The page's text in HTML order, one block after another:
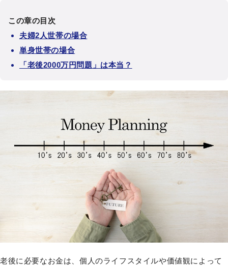
この章の目次
夫婦2人世帯の場合
単身世帯の場合
「老後2000万円問題」は本当？
老後に必要なお金は、個人のライフスタイルや価値観によって